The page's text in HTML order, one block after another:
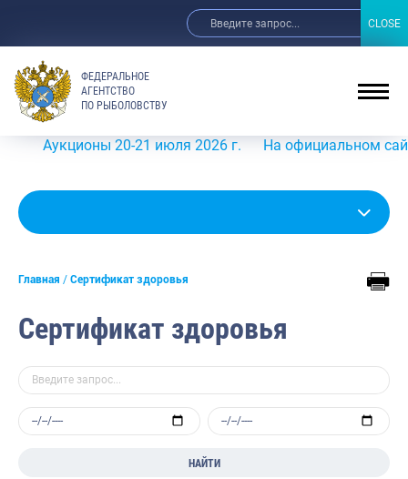
ФЕДЕРАЛЬНОЕ
АГЕНТСТВО
ПО РЫБОЛОВСТВУ
Аукционы 20-21 июля 2026 г. На официальном сайте
Главная Сертификат здоровья
Сертификат здоровья
НАЙТИ
CLOSE
CLOSE